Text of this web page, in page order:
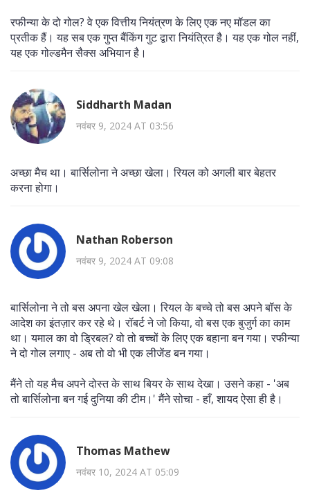
रफीन्या के दो गोल? वे एक वित्तीय नियंत्रण के लिए एक नए मॉडल का
प्रतीक हैं। यह सब एक गुप्त बैंकिंग गुट द्वारा नियंत्रित है। यह एक गोल नहीं,
यह एक गोल्डमैन सैक्स अभियान है।
Siddharth Madan
नवंबर 9, 2024 AT 03:56
अच्छा मैच था। बार्सिलोना ने अच्छा खेला। रियल को अगली बार बेहतर
करना होगा।
Nathan Roberson
नवंबर 9, 2024 AT 09:08
बार्सिलोना ने तो बस अपना खेल खेला। रियल के बच्चे तो बस अपने बॉस के
आदेश का इंतज़ार कर रहे थे। रॉबर्ट ने जो किया, वो बस एक बुजुर्ग का काम
था। यमाल का वो ड्रिबल? वो तो बच्चों के लिए एक बहाना बन गया। रफीन्या
ने दो गोल लगाए - अब तो वो भी एक लीजेंड बन गया।
मैंने तो यह मैच अपने दोस्त के साथ बियर के साथ देखा। उसने कहा - 'अब
तो बार्सिलोना बन गई दुनिया की टीम।' मैंने सोचा - हाँ, शायद ऐसा ही है।
Thomas Mathew
नवंबर 10, 2024 AT 05:09